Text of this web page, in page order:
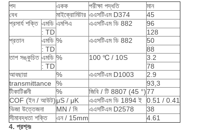
পদ
একক পরীক্ষা পদ্ধতি
মান
বেধ
মাইক্রোমিটার এএসটিএম D374
45
প্রসার্য শক্তি এমডি এমপিএ এএসটিএম ডি 882
96
: TD
128
প্রতান
এমডি % এএসটিএম ডি 882
50
: TD
88
তাপ সঙ্কুচিত এমডি % 100 ℃ / 10S
3.2
: TD
78
আবছায়া
% এএসটিএম D1003
2.9
transmittance
%
93,3
টীকাটিপ্পনী
% জিবি / টি 8807 (45 °)77
COF (ইন / আউট)μS / μK এএসটিএম ডি 1894 ই
0.51 / 0.41
ভিজা উত্তেজনা
MN / মি এএসটিএম D2578
38
সীমাবদ্ধতা শক্তি
এন / 15mm
4.61
4. প্রশ্নঃ